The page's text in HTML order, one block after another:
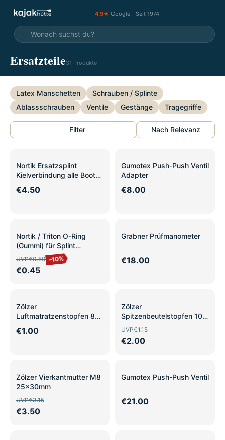
4,9★ Google · Seit 1974
Ersatzteile31 Produkte
Latex Manschetten
Schrauben / Splinte
Ablassschrauben
Ventile Gestänge Tragegriffe
Filter Nach Relevanz
Nortik Ersatzsplint
Kielverbindung alle Boote
€4.50
Gumotex Push-Push Ventil
Adapter
€8.00
SALE
Nortik / Triton O-Ring
(Gummi) für Splint
Kielverbindung A001831
UVP€0.50 –10%
€0.45
Grabner Prüfmanometer
€18.00
Zölzer
Luftmatratzenstopfen 8
€1.00
SALE
Zölzer
Spitzenbeutelstopfen 10
mm
UVP€1.15
€2.00
SALE
Zölzer Vierkantmutter M8
25x30mm
UVP€3.15
€3.50
Gumotex Push-Push Ventil
€21.00